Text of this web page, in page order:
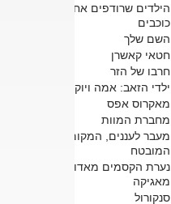
הילדים שרודפים אחר
כוכבים
השם שלך
חטאי קאשרן
חרבו של הזר
ילדי הזאב: אמה ויוקי
מאקרוס אפס
מחברת המוות
מעבר לעננים, המקום
המובטח
נערת הקסמים מאדוקה
מאגיקה
סנקורול